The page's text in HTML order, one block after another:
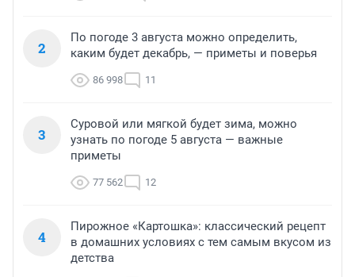
2
По погоде 3 августа можно определить,
каким будет декабрь, — приметы и поверья
86 998 11
3
Суровой или мягкой будет зима, можно
узнать по погоде 5 августа — важные
приметы
77 562 12
4
Пирожное «Картошка»: классический рецепт
в домашних условиях с тем самым вкусом из
детства